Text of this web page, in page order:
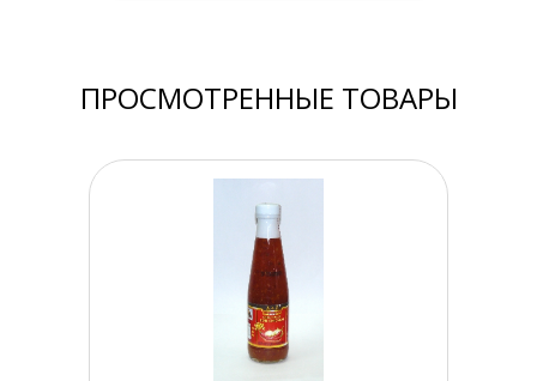
ПРОСМОТРЕННЫЕ ТОВАРЫ